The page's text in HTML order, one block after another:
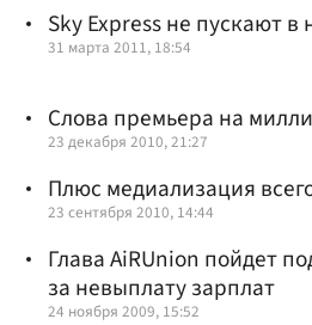
Sky Express не пускают в
31 марта 2011, 18:54
Слова премьера на
23 декабря 2010, 21:27
Плюс медиализация
23 сентября 2010, 14:44
Глава AiRUnion пойдет
за невыплату зарплат
24 ноября 2009, 15:52